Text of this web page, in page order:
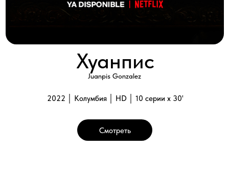
Галерея
Гонсалесу предстоит пройти сложное испытание, чтобы
состояния.
Благодаря этому он вдруг находит то, что, по его мнению, и
но при этом, не всегда следуя букве закона.